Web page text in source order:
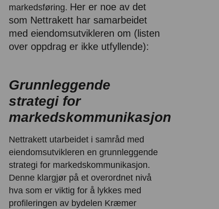
markedsføring. Her er noe av det
som Nettrakett har samarbeidet
med eiendomsutvikleren om (listen
over oppdrag er ikke utfyllende):
Grunnleggende
strategi for
markedskommunikasjon
Nettrakett utarbeidet i samråd med
eiendomsutvikleren en grunnleggende
strategi for markedskommunikasjon.
Denne klargjør på et overordnet nivå
hva som er viktig for å lykkes med
profileringen av bydelen Kræmer